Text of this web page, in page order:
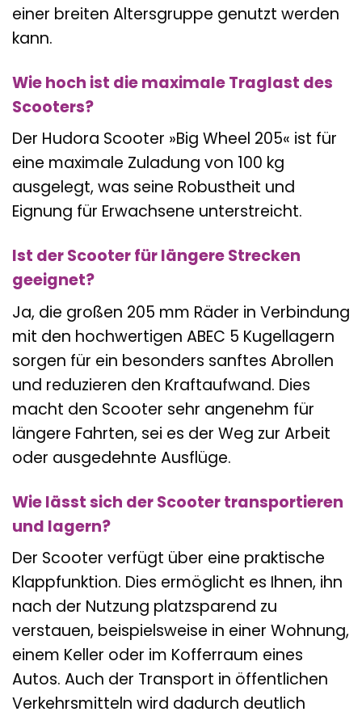
einer breiten Altersgruppe genutzt werden
kann.
Wie hoch ist die maximale Traglast des
Scooters?
Der Hudora Scooter »Big Wheel 205« ist für
eine maximale Zuladung von 100 kg
ausgelegt, was seine Robustheit und
Eignung für Erwachsene unterstreicht.
Ist der Scooter für längere Strecken
geeignet?
Ja, die großen 205 mm Räder in Verbindung
mit den hochwertigen ABEC 5 Kugellagern
sorgen für ein besonders sanftes Abrollen
und reduzieren den Kraftaufwand. Dies
macht den Scooter sehr angenehm für
längere Fahrten, sei es der Weg zur Arbeit
oder ausgedehnte Ausflüge.
Wie lässt sich der Scooter transportieren
und lagern?
Der Scooter verfügt über eine praktische
Klappfunktion. Dies ermöglicht es Ihnen, ihn
nach der Nutzung platzsparend zu
verstauen, beispielsweise in einer Wohnung,
einem Keller oder im Kofferraum eines
Autos. Auch der Transport in öffentlichen
Verkehrsmitteln wird dadurch deutlich